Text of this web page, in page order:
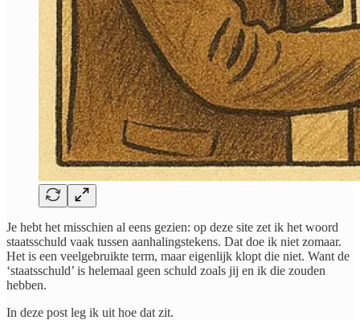
Je hebt het misschien al eens gezien: op deze site zet ik het woord
staatsschuld vaak tussen aanhalingstekens. Dat doe ik niet zomaar.
Het is een veelgebruikte term, maar eigenlijk klopt die niet. Want de
‘staatsschuld’ is helemaal geen schuld zoals jij en ik die zouden
hebben.​
In deze post leg ik uit hoe dat zit.